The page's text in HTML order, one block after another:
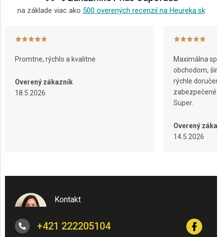
na základe viac ako 500 overených recenzií na Heureka.sk
Promtne, rýchlo a kvalitne
Overený zákazník
18.5.2026
Maximálna
obchodom,
rýchle
zabezpečené
Super.
Overený
14.5.2026
Kontakt
+421 222205104